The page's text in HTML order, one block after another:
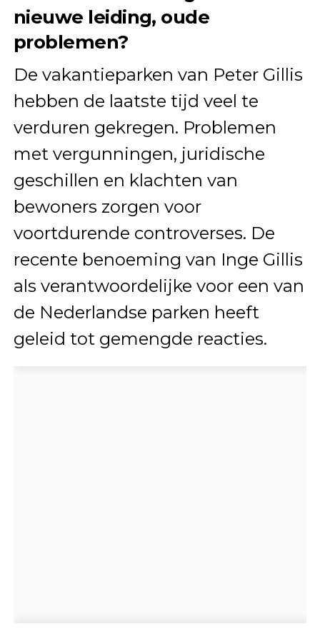
nieuwe leiding, oude
problemen?
De vakantieparken van Peter Gillis
hebben de laatste tijd veel te
verduren gekregen. Problemen
met vergunningen, juridische
geschillen en klachten van
bewoners zorgen voor
voortdurende controverses. De
recente benoeming van Inge Gillis
als verantwoordelijke voor een van
de Nederlandse parken heeft
geleid tot gemengde reacties.